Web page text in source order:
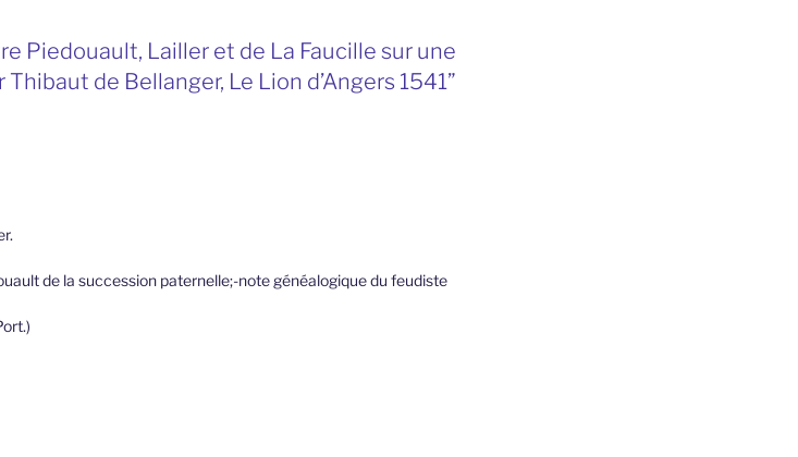
Piedouault, Lailler et de La Faucille sur une
de Bellanger, Le Lion d’Angers 1541”
de la succession paternelle;-note généalogique du feudiste